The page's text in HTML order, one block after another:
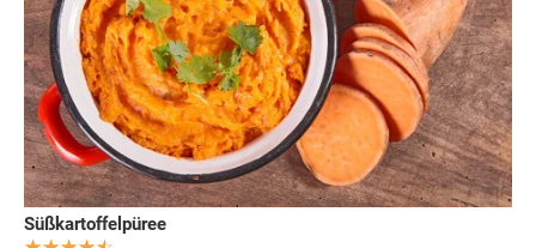
Süßkartoffelpüree